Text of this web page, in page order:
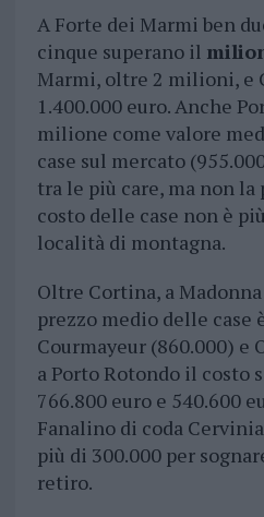
A Forte dei Marmi ben
cinque superano il
Marmi, oltre 2 milioni, e
1.400.000 euro. Anche
milione come valore
case sul mercato
tra le più care, ma non
costo delle case non è
località di montagna.
Oltre Cortina, a
prezzo medio delle case
Courmayeur (860.000) e
a Porto Rotondo il costo
766.800 euro e 540.600
Fanalino di coda
più di 300.000 per
retiro.